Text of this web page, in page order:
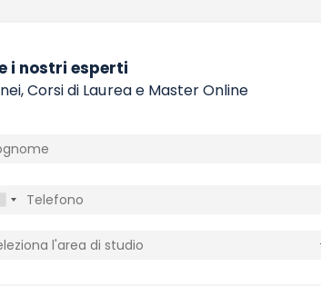
i nostri esperti
Corsi di Laurea e Master Online